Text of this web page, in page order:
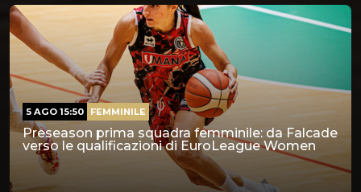
Preseason prima squadra femminile: da Falcade
verso le qualificazioni di EuroLeague Women
5 AGO 15:50 FEMMINILE